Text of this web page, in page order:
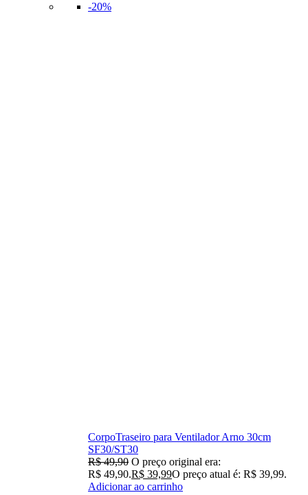
-20%
CorpoTraseiro para Ventilador Arno 30cm
SF30/ST30
R$49,90 O preço original era:
R$ 49,90.R$ 39,99O preço atual é: R$ 39,99.
Adicionar ao carrinho